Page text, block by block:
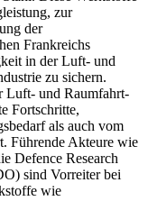
zur
der
Frankreichs
in der Luft- und
zu sichern.
Luft- und Raumfahrt-
Fortschritte,
als auch vom
Führende Akteure wie
Defence Research
sind Vorreiter bei
wie